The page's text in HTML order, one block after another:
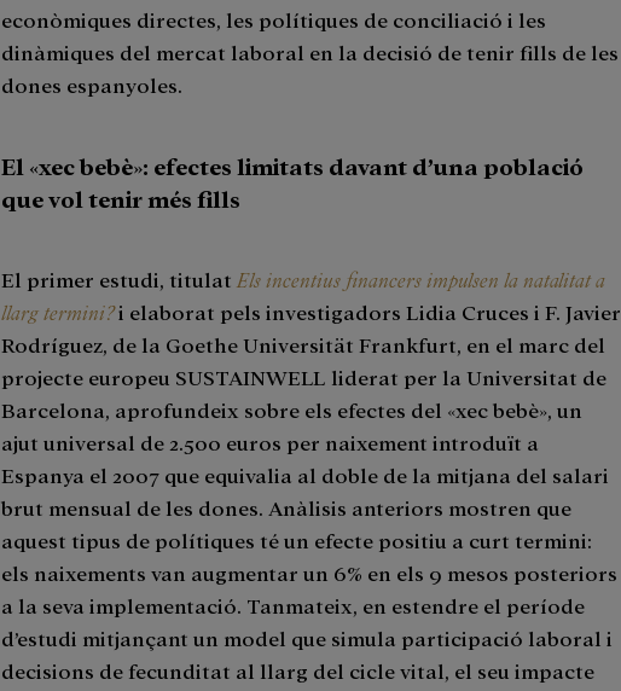
econòmiques directes, les polítiques de conciliació i les
dinàmiques del mercat laboral en la decisió de tenir fills de les
dones espanyoles.
El «xec bebè»: efectes limitats davant d’una població
que vol tenir més fills
El primer estudi, titulat Els incentius financers impulsen la natalitat a
llarg termini?i elaborat pels investigadors Lidia Cruces i F. Javier
Rodríguez, de la Goethe Universität Frankfurt, en el marc del
projecte europeu SUSTAINWELL liderat per la Universitat de
Barcelona, aprofundeix sobre els efectes del «xec bebè», un
ajut universal de 2.500 euros per naixement introduït a
Espanya el 2007 que equivalia al doble de la mitjana del salari
brut mensual de les dones. Anàlisis anteriors mostren que
aquest tipus de polítiques té un efecte positiu a curt termini:
els naixements van augmentar un 6% en els 9 mesos posteriors
a la seva implementació. Tanmateix, en estendre el període
d’estudi mitjançant un model que simula participació laboral i
decisions de fecunditat al llarg del cicle vital, el seu impacte